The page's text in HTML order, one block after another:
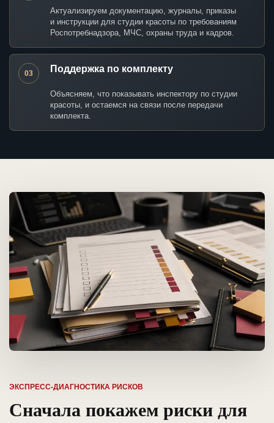
Актуализируем документацию, журналы, приказы
и инструкции для студии красоты по требованиям
Роспотребнадзора, МЧС, охраны труда и кадров.
03 Поддержка по комплекту
Объясняем, что показывать инспектору по студии
красоты, и остаемся на связи после передачи
комплекта.
ЭКСПРЕСС-ДИАГНОСТИКА РИСКОВ
Сначала покажем риски для